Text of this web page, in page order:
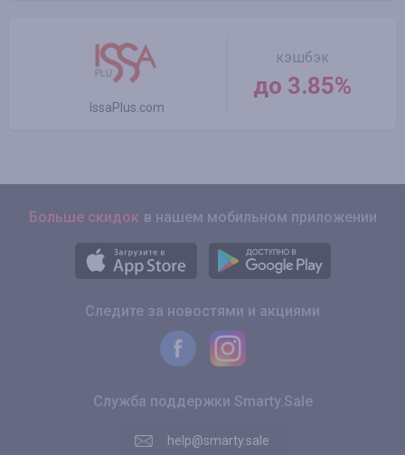
IssaPlus.com
кэшбэк
до 3.85%
Больше скидок в нашем мобильном приложении
Следите за новостями и акциями
Служба поддержки Smarty.Sale
help@smarty.sale